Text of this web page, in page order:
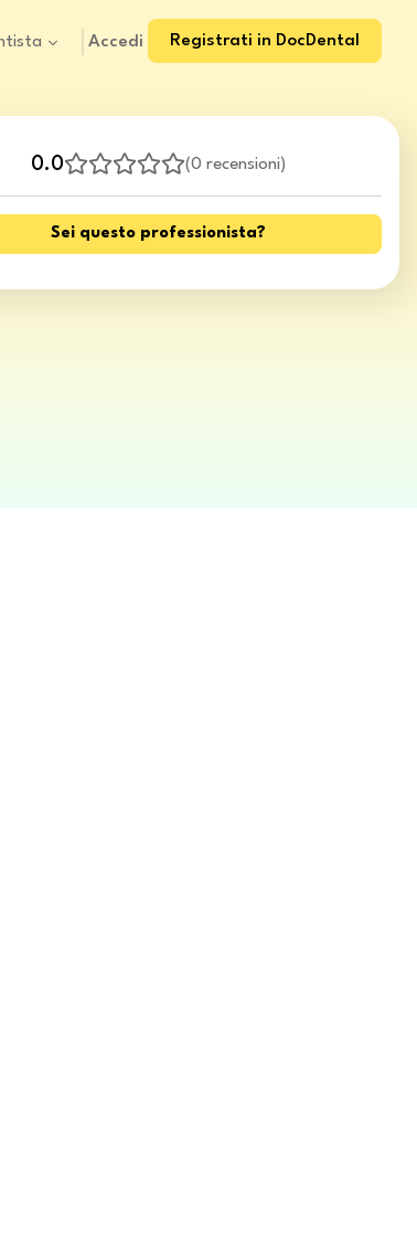
Accedi Registrati in DocDental
0.0 (0 recensioni)
Sei questo professionista?